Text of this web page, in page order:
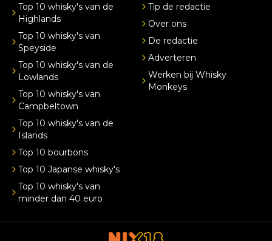
Top 10 whisky's van de
Highlands
Top 10 whisky's van
Speyside
Top 10 whisky's van de
Lowlands
Top 10 whisky's van
Campbeltown
Top 10 whisky's van de
Islands
Top 10 bourbons
Top 10 Japanse whisky's
Top 10 whisky's van
minder dan 40 euro
Tip de redactie
Over ons
De redactie
Adverteren
Werken bij Whisky
Monkeys